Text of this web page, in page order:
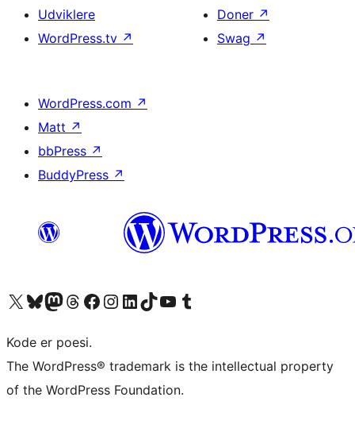
Udviklere
WordPress.tv ↗
Doner ↗
Swag ↗
WordPress.com ↗
Matt ↗
bbPress ↗
BuddyPress ↗
Besøg vores X (tidligere Twitter) konto
Besøg vores Bluesky-konto
Besøg vores Mastodon konto
Besøg vores Threads-konto
Besøg vores Facebook sideBesøg vores Instagram konto
Besøg vores LinkedIn konto
Besøg vores TikTok-konto
Besøg vores YouTube-kanalBesøg vores Tumblr-konto
Kode er poesi.
The WordPress® trademark is the intellectual property
of the WordPress Foundation.